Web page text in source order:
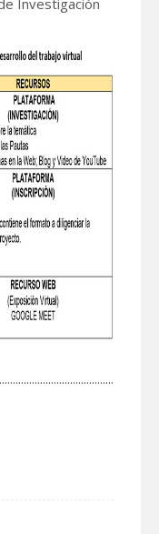
Investigación